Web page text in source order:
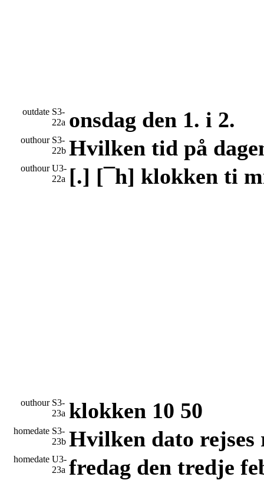
outdate S3-
22a onsdag den 1. i 2.
outhour S3-
22b Hvilken tid på
outhour U3-
22a [.] [¯h] klokken ti
outhour S3-
23a klokken 10 50
homedate S3-
23b Hvilken dato rejses
homedate U3-
23a fredag den tredje